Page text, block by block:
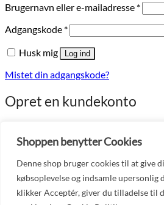
Shoppen benytter Cookies
Denne shop bruger cookies til at give
købsoplevelse og indsamle upersonlig
klikker Acceptér, giver du tilladelse til
Brugernavn eller e-mailadresse *
Adgangskode *Påkrævet
Husk mig Log ind
Mistet din adgangskode?
Opret en kundekonto
Et link til en side, hvor du kan oprette
blive sendt til din e-mailadresse.
Dine data bliver kun anvendt til at
muliggøre din brugeroplevelse på
Politik for personoplysninger